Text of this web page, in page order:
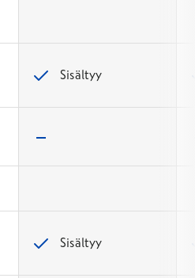
Sisältyy
Sisältyy